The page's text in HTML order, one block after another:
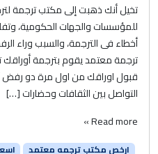
تخيل أنك ذهبت إلى مكتب ترجمة
للمؤسسات والجهات الحكومية،
أخطاء فى الترجمة، والسبب وراء
ترجمة معتمد يقوم بترجمة
قبول اوراقك من اول مرة دو رفض
التواصل بين الثقافات وحضارات […]
Read more »
ارخص مكتب ترجمه معتمد